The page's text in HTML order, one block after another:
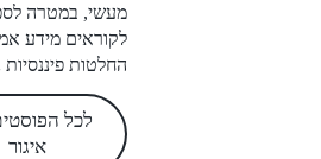
מעשי, במטרה לספק
לקוראים מידע אמין לקבלת
החלטות פיננסיות נכונות.
לכל הפוסטים של